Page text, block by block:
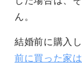
ん。
結婚前に購入
前に買った家